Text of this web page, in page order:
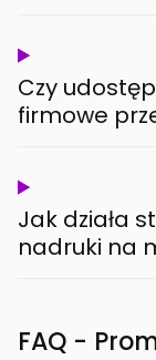
Czy
firmowe
Jak działa
nadruki na
FAQ -